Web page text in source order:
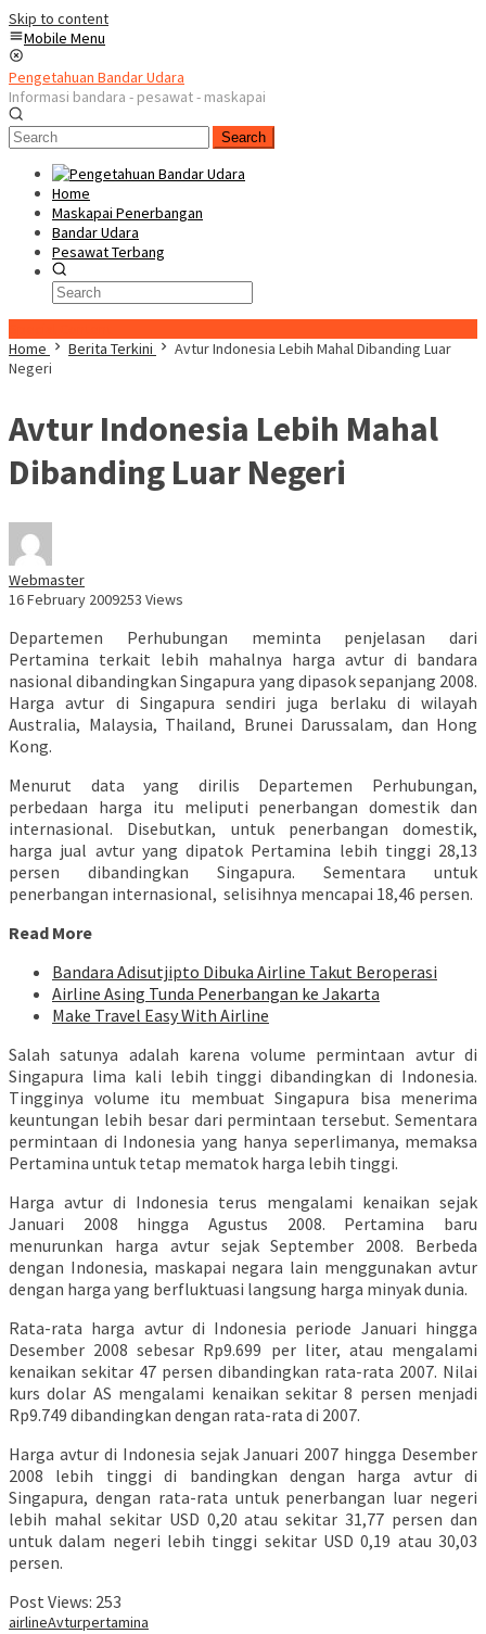
Skip to content
Mobile Menu
Pengetahuan Bandar Udara
Informasi bandara - pesawat - maskapai
Search
Home
Maskapai Penerbangan
Bandar Udara
Pesawat Terbang
Home
Berita Terkini
Avtur Indonesia Lebih Mahal Dibanding Luar
Negeri
Avtur Indonesia Lebih Mahal
Dibanding Luar Negeri
Webmaster
16 February 2009253 Views
Departemen Perhubungan meminta penjelasan dari
Pertamina terkait lebih mahalnya harga avtur di bandara
nasional dibandingkan Singapura yang dipasok sepanjang 2008.
Harga avtur di Singapura sendiri juga berlaku di wilayah
Australia, Malaysia, Thailand, Brunei Darussalam, dan Hong
Kong.
Menurut data yang dirilis Departemen Perhubungan,
perbedaan harga itu meliputi penerbangan domestik dan
internasional. Disebutkan, untuk penerbangan domestik,
harga jual avtur yang dipatok Pertamina lebih tinggi 28,13
persen dibandingkan Singapura. Sementara untuk
penerbangan internasional, selisihnya mencapai 18,46 persen.
Read More
Bandara Adisutjipto Dibuka Airline Takut Beroperasi
Airline Asing Tunda Penerbangan ke Jakarta
Make Travel Easy With Airline
Salah satunya adalah karena volume permintaan avtur di
Singapura lima kali lebih tinggi dibandingkan di Indonesia.
Tingginya volume itu membuat Singapura bisa menerima
keuntungan lebih besar dari permintaan tersebut. Sementara
permintaan di Indonesia yang hanya seperlimanya, memaksa
Pertamina untuk tetap mematok harga lebih tinggi.
Harga avtur di Indonesia terus mengalami kenaikan sejak
Januari 2008 hingga Agustus 2008. Pertamina baru
menurunkan harga avtur sejak September 2008. Berbeda
dengan Indonesia, maskapai negara lain menggunakan avtur
dengan harga yang berfluktuasi langsung harga minyak dunia.
Rata-rata harga avtur di Indonesia periode Januari hingga
Desember 2008 sebesar Rp9.699 per liter, atau mengalami
kenaikan sekitar 47 persen dibandingkan rata-rata 2007. Nilai
kurs dolar AS mengalami kenaikan sekitar 8 persen menjadi
Rp9.749 dibandingkan dengan rata-rata di 2007.
Harga avtur di Indonesia sejak Januari 2007 hingga Desember
2008 lebih tinggi di bandingkan dengan harga avtur di
Singapura, dengan rata-rata untuk penerbangan luar negeri
lebih mahal sekitar USD 0,20 atau sekitar 31,77 persen dan
untuk dalam negeri lebih tinggi sekitar USD 0,19 atau 30,03
persen.
Post Views: 253
airlineAvturpertamina